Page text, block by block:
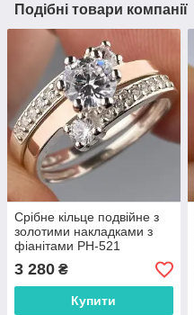
Подібні товари компанії
Срібне кільце подвійне з
золотими накладками з
фіанітами РН-521
3 280 ₴
Купити